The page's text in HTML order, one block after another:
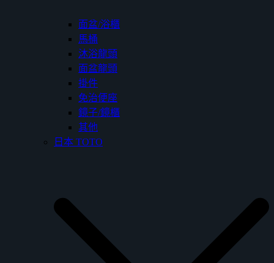
面盆/浴櫃
馬桶
沐浴龍頭
面盆龍頭
掛件
免治便座
鏡子/鏡櫃
其他
日本 TOTO